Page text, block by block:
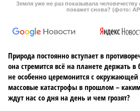
Земля уже не раз показывала человечеству
покажет снова? (фото:
Природа постоянно вступает в
она стремится всё на планете держать в
не особенно церемонится с
массовые катастрофы в прошлом –
ждут нас со дня на день и чем грозят?